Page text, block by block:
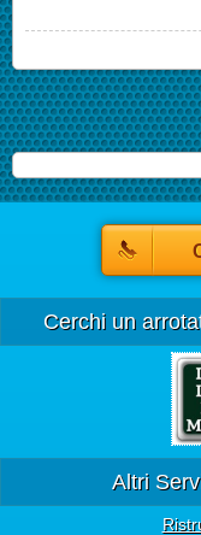
Cerchi un
Altri